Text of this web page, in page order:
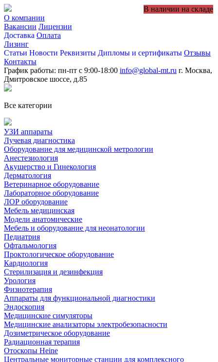
О компании
Вакансии Лицензии
Доставка Оплата
Лизинг
Статьи Новости Реквизиты Дипломы и сертификаты Отзывы
Контакты
График работы: пн-пт с 9:00-18:00 info@global-mt.ru г. Москва,
Дмитровское шоссе, д.85
Все категории
УЗИ аппараты
Лучевая диагностика
Оборудование для медицинской метрологии
Анестезиология
Акушерство и Гинекология
Дерматология
Ветеринарное оборудование
Лабораторное оборудование
ЛОР оборудование
Мебель медицинская
Модели анатомические
Мебель и оборудование для неонатологии
Педиатрия
Офтальмология
Проктологическое оборудование
Кардиология
Стерилизация и дезинфекция
Урология
Физиотерапия
Аппараты для функциональной диагностики
Эндоскопия
Медицинские симуляторы
Медицинские анализаторы электробезопасности
Дозиметрическое оборудование
Радиационная терапия
Отоскопы Heine
Центральные мониторные станции для комплексного
В наличии на складе